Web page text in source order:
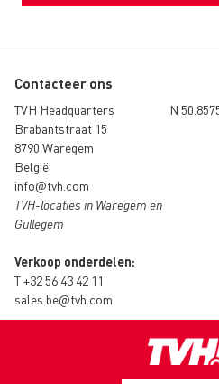
Contacteer ons
TVH Headquarters
Brabantstraat 15
8790 Waregem
België
info@tvh.com
TVH-locaties in Waregem en
Gullegem
Verkoop onderdelen:
T+32 56 43 42 11
sales.be@tvh.com
N